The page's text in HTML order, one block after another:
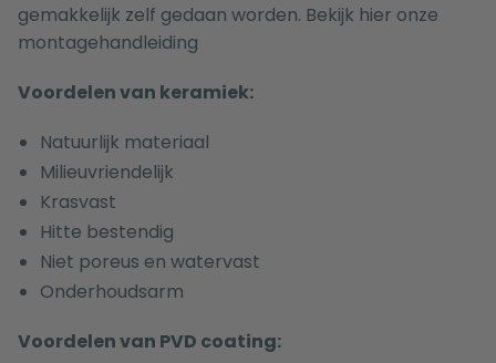
gemakkelijk zelf gedaan worden. Bekijk hier onze
montagehandleiding
Voordelen van keramiek:
Natuurlijk materiaal
Milieuvriendelijk
Krasvast
Hitte bestendig
Niet poreus en watervast
Onderhoudsarm
Voordelen van PVD coating: